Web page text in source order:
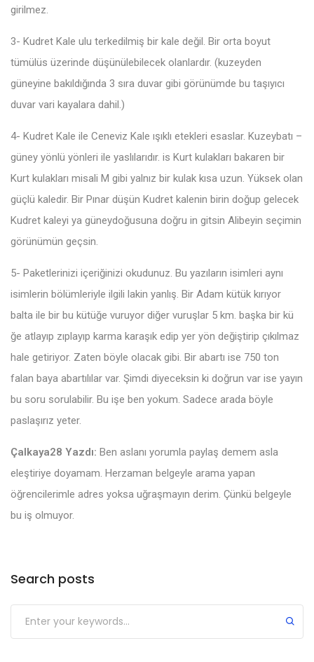
girilmez.
3- Kudret Kale ulu terkedilmiş bir kale değil. Bir orta boyut
tümülüs üzerinde düşünülebilecek olanlardır. (kuzeyden
güneyine bakıldığında 3 sıra duvar gibi görünümde bu taşıyıcı
duvar vari kayalara dahil.)
4- Kudret Kale ile Ceneviz Kale ışıklı etekleri esaslar. Kuzeybatı –
güney yönlü yönleri ile yaslılarıdır. is Kurt kulakları bakaren bir
Kurt kulakları misali M gibi yalnız bir kulak kısa uzun. Yüksek olan
güçlü kaledir. Bir Pınar düşün Kudret kalenin birin doğup gelecek
Kudret kaleyi ya güneydoğusuna doğru in gitsin Alibeyin seçimin
görünümün geçsin.
5- Paketlerinizi içeriğinizi okudunuz. Bu yazıların isimleri aynı
isimlerin bölümleriyle ilgili lakin yanlış. Bir Adam kütük kırıyor
balta ile bir bu kütüğe vuruyor diğer vuruşlar 5 km. başka bir kü
ğe atlayıp zıplayıp karma karaşık edip yer yön değiştirip çıkılmaz
hale getiriyor. Zaten böyle olacak gibi. Bir abartı ise 750 ton
falan baya abartılılar var. Şimdi diyeceksin ki doğrun var ise yayın
bu soru sorulabilir. Bu işe ben yokum. Sadece arada böyle
paslaşırız yeter.
Çalkaya28 Yazdı: Ben aslanı yorumla paylaş demem asla
eleştiriye doyamam. Herzaman belgeyle arama yapan
öğrencilerimle adres yoksa uğraşmayın derim. Çünkü belgeyle
bu iş olmuyor.
Search posts